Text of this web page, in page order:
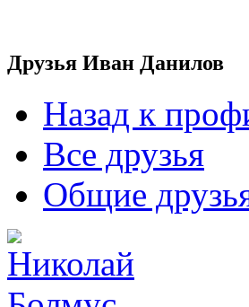
Друзья Иван Данилов
Назад к
Все друзья
Общие